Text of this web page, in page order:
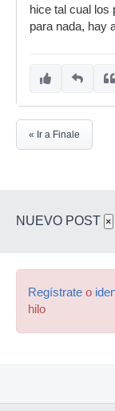
hice tal cual los
para nada, hay
« Ir a Finale
NUEVO POST ×
Regístrate o
hilo